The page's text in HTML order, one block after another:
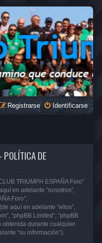
Identificarse
Registrarse
DE
TRIUMPH ESPAÑA Foro”
en adelante “nosotros”,
Foro”,
aquí en adelante “ellos”,
“phpBB Limited”, “phpBB
obtenida durante cualquier
“su información”).